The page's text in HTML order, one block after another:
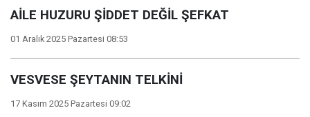
AİLE HUZURU ŞİDDET DEĞİL ŞEFKAT
01 Aralık 2025 Pazartesi 08:53
VESVESE ŞEYTANIN TELKİNİ
17 Kasım 2025 Pazartesi 09:02